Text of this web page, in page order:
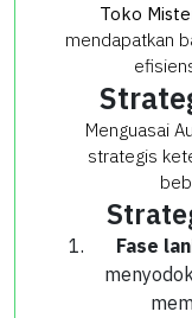
Toko
mendapatkan
Menguasai
strategis
Fase